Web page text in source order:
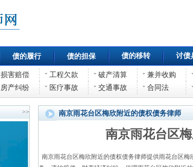
债的履行 债的担保 债的移转 讨债
损害赔偿 工程欠款 破产清算 兼并收购
房产纠纷 医疗事故 交通事故 合同法
>> 南京雨花台区梅欣附近的债权债务律师
南京雨花台区
南京雨花台区梅欣附近的债权债务律师提供雨花台区